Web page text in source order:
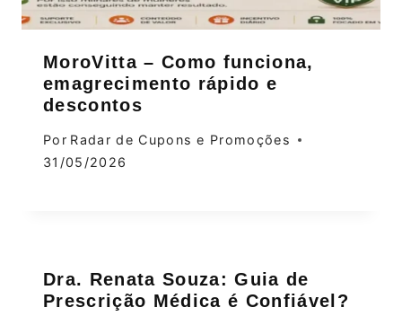
MoroVitta – Como funciona,
emagrecimento rápido e
descontos
Por Radar de Cupons e Promoções
31/05/2026
Dra. Renata Souza: Guia de
Prescrição Médica é Confiável?